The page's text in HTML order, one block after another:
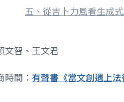
五、從吉卜力風看生成
智、王文君
時間： 有聲書《當文創遇上